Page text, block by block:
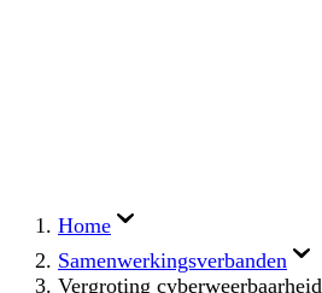
Home
Samenwerkingsverbanden
Vergroting cyberweerbaarheid